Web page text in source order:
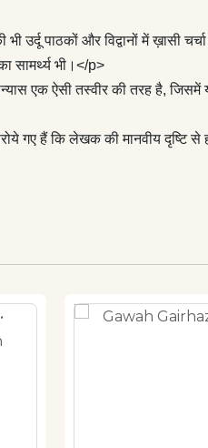
उर्दू पाठकों और विद्वानों में ख़ासी
सामर्थ्य भी।</p>
एक ऐसी तस्वीर की तरह है,
गए हैं कि लेखक की मानवीय दृष्टि से